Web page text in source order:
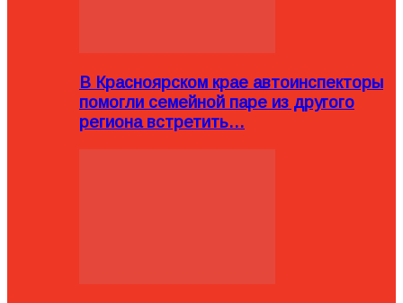
В Красноярском крае автоинспекторы
помогли семейной паре из другого
региона встретить…